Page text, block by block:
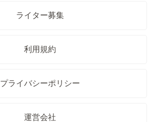
ライター募集
利用規約
プライバシーポリシー
運営会社